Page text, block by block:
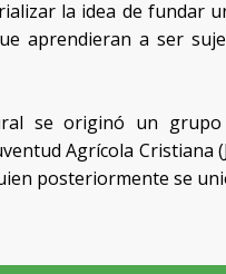
la idea de fundar
aprendieran a ser
se originó un
Agrícola Cristiana
posteriormente se